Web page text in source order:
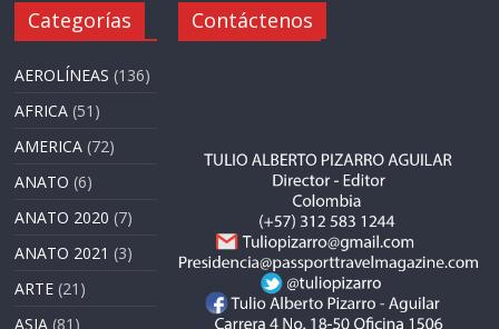
Categorías
AEROLÍNEAS (136)
AFRICA (51)
AMERICA (72)
ANATO (6)
ANATO 2020 (7)
ANATO 2021 (3)
ARTE (21)
ASIA (81)
Contáctenos